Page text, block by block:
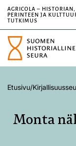
AGRICOLA – HISTORIAN,
PERINTEEN JA
TUTKIMUS
Etusivu/
Monta